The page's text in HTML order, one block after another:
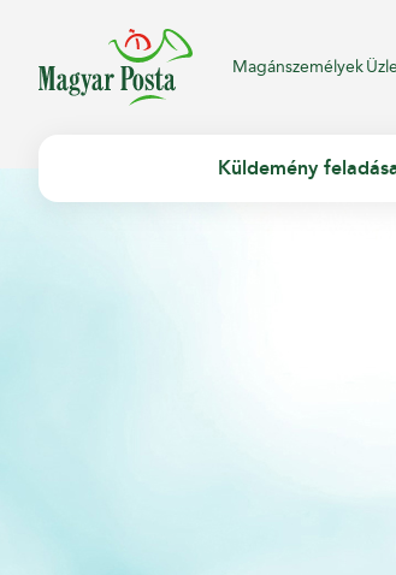
Magánszemélyek
Küldemény